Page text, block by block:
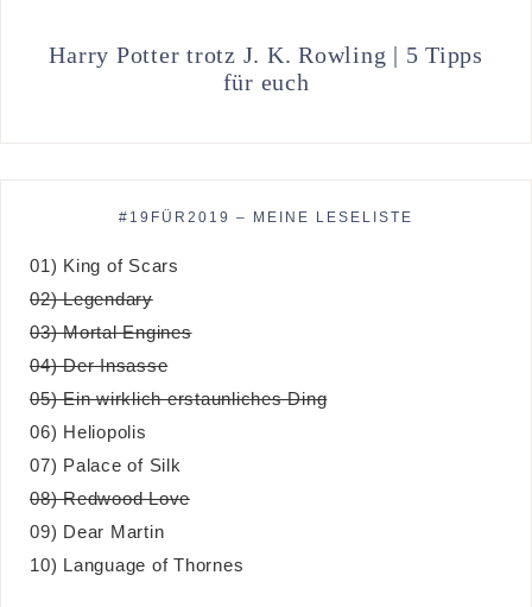
Harry Potter trotz J. K. Rowling | 5 Tipps
für euch
#19FÜR2019 – MEINE LESELISTE
01) King of Scars
02) Legendary
03) Mortal Engines
04) Der Insasse
05) Ein wirklich erstaunliches Ding
06) Heliopolis
07) Palace of Silk
08) Redwood Love
09) Dear Martin
10) Language of Thornes